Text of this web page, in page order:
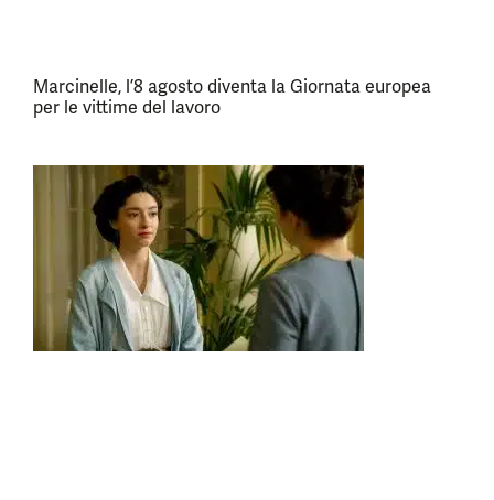
Marcinelle, l’8 agosto diventa la Giornata europea
per le vittime del lavoro